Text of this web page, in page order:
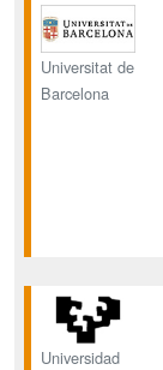
Universitat de
Barcelona
Universidad